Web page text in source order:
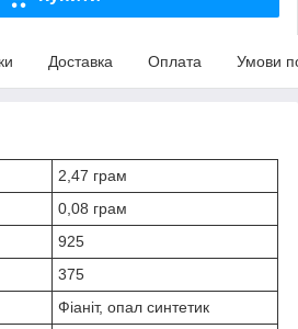
Доставка Оплата Умови
2,47 грам
0,08 грам
925
375
Фіаніт, опал синтетик